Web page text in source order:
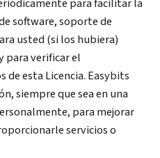
para facilitar la
software, soporte de
usted (si los hubiera)
para verificar el
esta Licencia. Easybits
siempre que sea en una
para mejorar
servicios o